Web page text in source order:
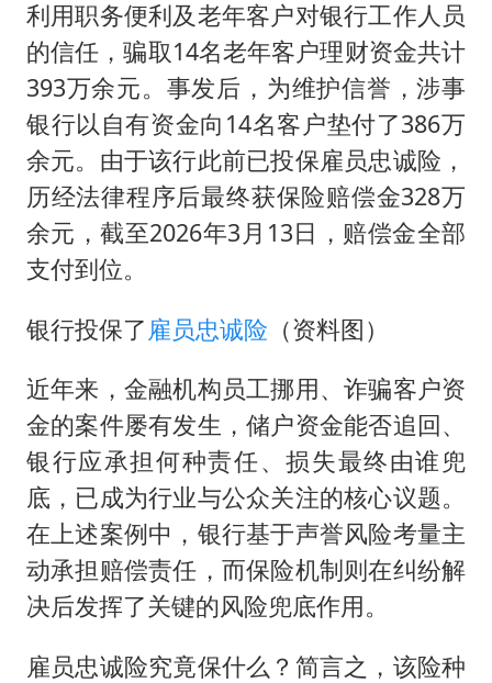
欧阳娜娜窦靖童好搭
中国女篮70-67险胜尼日利亚女篮
夯实基础开新局
利用职务便利及老年客户对银行工作人员
的信任，骗取14名老年客户理财资金共计
393万余元。事发后，为维护信誉，涉事
银行以自有资金向14名客户垫付了386万
余元。由于该行此前已投保雇员忠诚险，
历经法律程序后最终获保险赔偿金328万
余元，截至2026年3月13日，赔偿金全部
支付到位。
银行投保了 雇员忠诚险 （资料图）
近年来，金融机构员工挪用、诈骗客户资
金的案件屡有发生，储户资金能否追回、
银行应承担何种责任、损失最终由谁兜
底，已成为行业与公众关注的核心议题。
在上述案例中，银行基于声誉风险考量主
动承担赔偿责任，而保险机制则在纠纷解
决后发挥了关键的风险兜底作用。
雇员忠诚险究竟保什么？简言之，该险种